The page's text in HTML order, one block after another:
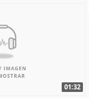
01:32